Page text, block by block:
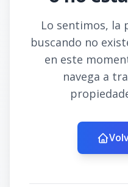
Lo sentimos, la
buscando no
en este
navega a